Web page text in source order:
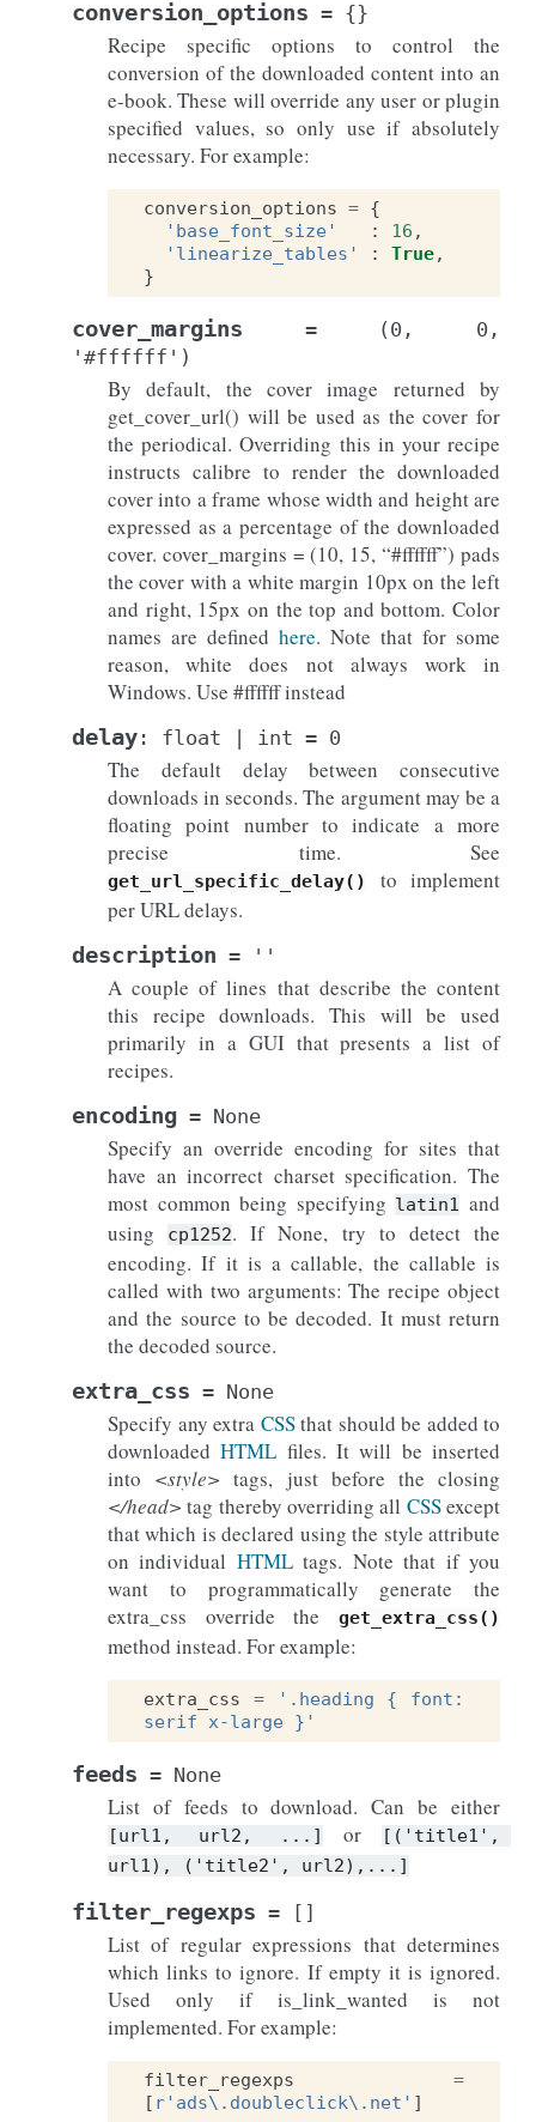
conversion_options = {}
Recipe specific options to control the
conversion of the downloaded content into an
e-book. These will override any user or plugin
specified values, so only use if absolutely
necessary. For example:
conversion_options = {
'base_font_size'
: 16 ,
'linearize_tables'
: True,
}
cover_margins = (0,
0,
'#ffffff')
By default, the cover image returned by
get_cover_url() will be used as the cover for
the periodical. Overriding this in your recipe
instructs calibre to render the downloaded
cover into a frame whose width and height are
expressed as a percentage of the downloaded
cover. cover_margins = (10, 15, “#ffffff”) pads
the cover with a white margin 10px on the left
and right, 15px on the top and bottom. Color
names are defined here. Note that for some
reason, white does not always work in
Windows. Use #ffffff instead
delay : float | int = 0
The default delay between consecutive
downloads in seconds. The argument may be a
floating point number to indicate a more
precise time. See
get_url_specific_delay()
to implement
per URL delays.
description = ''
A couple of lines that describe the content
this recipe downloads. This will be used
primarily in a GUI that presents a list of
recipes.
encoding = None
Specify an override encoding for sites that
have an incorrect charset specification. The
most common being specifying latin1 and
using
cp1252. If None, try to detect the
encoding. If it is a callable, the callable is
called with two arguments: The recipe object
and the source to be decoded. It must return
the decoded source.
extra_css = None
Specify any extra CSSthat should be added to
downloadedHTML files. It will be inserted
into <style> tags, just before the closing
</head>tag thereby overriding all CSSexcept
that which is declared using the style attribute
on individual HTMLtags. Note that if you
want to programmatically generate the
extra_css override the
get_extra_css()
method instead. For example:
extra_css =
'.heading { font:
serif x-large }'
feeds = None
List of feeds to download. Can be either
[url1, url2, ...] or
[('title1',
url1),
('title2', url2),...]
filter_regexps = []
List of regular expressions that determines
which links to ignore. If empty it is ignored.
Used only if is_link_wanted is not
implemented. For example:
filter_regexps
=
[ r'ads\.doubleclick\.net' ]